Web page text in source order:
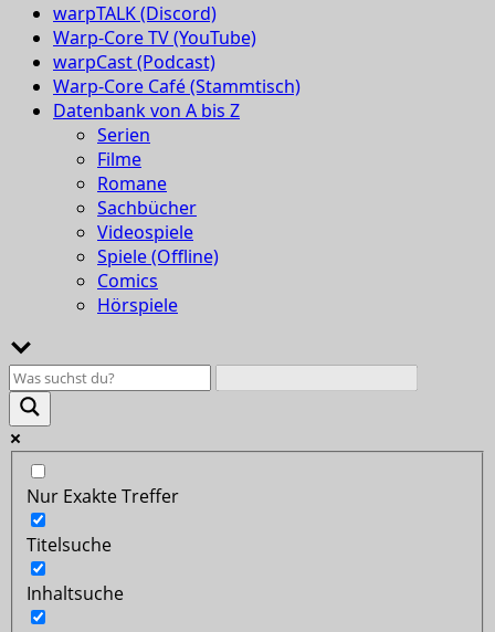
warpTALK (Discord)
Warp-Core TV (YouTube)
warpCast (Podcast)
Warp-Core Café (Stammtisch)
Datenbank von A bis Z
Serien
Filme
Romane
Sachbücher
Videospiele
Spiele (Offline)
Comics
Hörspiele
Nur Exakte Treffer
Titelsuche
Inhaltsuche